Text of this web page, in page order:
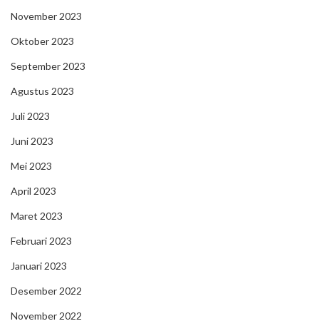
November 2023
Oktober 2023
September 2023
Agustus 2023
Juli 2023
Juni 2023
Mei 2023
April 2023
Maret 2023
Februari 2023
Januari 2023
Desember 2022
November 2022